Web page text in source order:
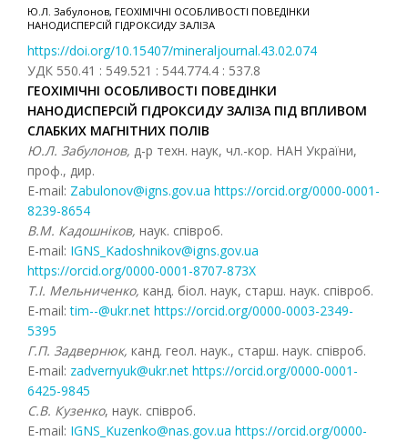
Ю.Л. Забулонов, ГЕОХІМІЧНІ ОСОБЛИВОСТІ ПОВЕДІНКИ
НАНОДИСПЕРСІЙ ГІДРОКСИДУ ЗАЛІЗА
https://doi.org/10.15407/mineraljournal.43.02.074
УДК 550.41 : 549.521 : 544.774.4 : 537.8
ГЕОХІМІЧНІ ОСОБЛИВОСТІ ПОВЕДІНКИ
НАНОДИСПЕРСІЙ ГІДРОКСИДУ ЗАЛІЗА ПІД ВПЛИВОМ
СЛАБКИХ МАГНІТНИХ ПОЛІВ
Ю.Л. Забулонов, д-р техн. наук, чл.-кор. НАН України,
проф., дир.
E-mail: Zabulonov@igns.gov.ua https://orcid.org/0000-0001-
8239-8654
В.М. Кадошніков, наук. співроб.
E-mail: IGNS_Kadoshnikov@igns.gov.ua
https://orcid.org/0000-0001-8707-873X
Т.І. Мельниченко, канд. біол. наук, старш. наук. співроб.
E-mail:tim--@ukr.net https://orcid.org/0000-0003-2349-
5395
Г.П. Задвернюк, канд. геол. наук., старш. наук. співроб.
E-mail: zadvernyuk@ukr.net https://orcid.org/0000-0001-
6425-9845
С.В. Кузенко, наук. співроб.
E-mail: IGNS_Kuzenko@nas.gov.ua https://orcid.org/0000-